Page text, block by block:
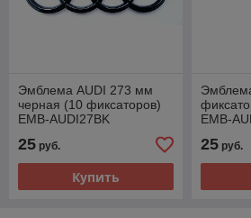
Эмблема AUDI 273 мм
черная (10 фиксаторов)
EMB-AUDI27BK
25 руб.
Купить
EMB-
25руб.